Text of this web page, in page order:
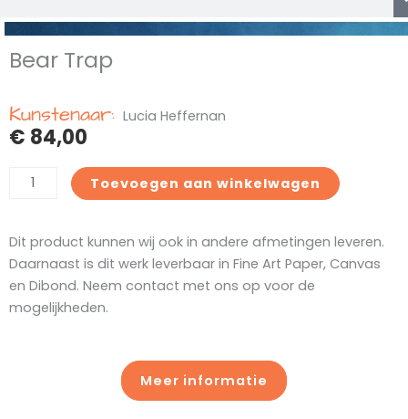
Bear Trap
Kunstenaar: Lucia Heffernan
€ 84,00
Bear
Toevoegen aan winkelwagen
Dit product kunnen wij ook in andere afmetingen leveren.
Daarnaast is dit werk leverbaar in Fine Art Paper, Canvas
en Dibond. Neem contact met ons op voor de
mogelijkheden.
Meer informatie